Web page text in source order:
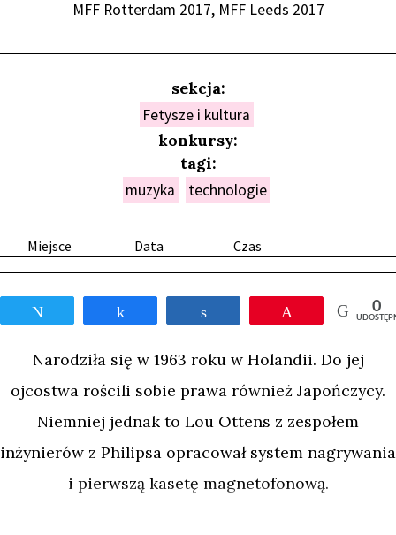
Miejsce Data Czas
Przypnij 0
Narodziła się w 1963 roku w Holandii. Do jej
ojcostwa rościli sobie prawa również Japończycy.
Niemniej jednak to Lou Ottens z zespołem
inżynierów z Philipsa opracował system nagrywania
i pierwszą kasetę magnetofonową.
MFF Rotterdam 2017, MFF Leeds 2017
sekcja:
Fetysze i kultura
konkursy:
tagi:
muzyka technologie